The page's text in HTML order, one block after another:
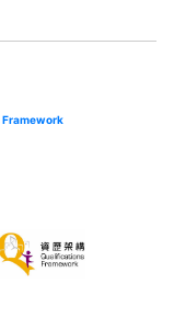
Framework